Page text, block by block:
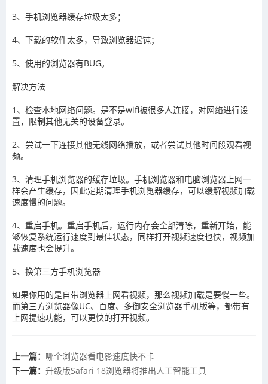
3、手机浏览器缓存垃圾太多；
4、下载的软件太多，导致浏览器迟钝；
5、使用的浏览器有BUG。
解决方法
1、检查本地网络问题。是不是wifi被很多人连接，对网络进行设
置，限制其他无关的设备登录。
2、尝试一下连接其他无线网络播放，或者尝试其他时间段观看视
频。
3、清理手机浏览器的缓存垃圾。手机浏览器和电脑浏览器上网一
样会产生缓存，因此定期清理手机浏览器缓存，可以缓解视频加载
速度慢的问题。
4、重启手机。重启手机后，运行内存会全部清除，重新开始，能
够恢复系统运行速度到最佳状态，同样打开视频速度也快，视频加
载速度也会提升。
5、换第三方手机浏览器
如果你用的是自带浏览器上网看视频，那么视频加载是要慢一些。
而第三方浏览器像UC、百度、多御安全浏览器手机版等，都带有
上网提速功能，可以更快的打开视频。
上一篇： 哪个浏览器看电影速度快不卡
下一篇： 升级版Safari 18浏览器将推出人工智能工具